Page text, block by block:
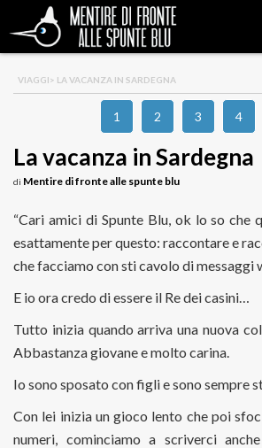
VIAGGI> LA VACANZA IN SARDEGNA
1 2 3 4
La vacanza in Sardegna
di Mentire di fronte alle spunte blu
“Cari amici di Spunte Blu, ok lo so che
esattamente per questo: raccontare e
che facciamo con sti cavolo di messaggi
E io ora credo di essere il Re dei casini…
Tutto inizia quando arriva una nuova
Abbastanza giovane e molto carina.
Io sono sposato con figli e sono sempre
Con lei inizia un gioco lento che poi
numeri, cominciamo a scriverci